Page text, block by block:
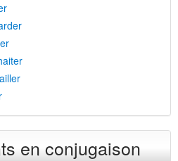
en conjugaison